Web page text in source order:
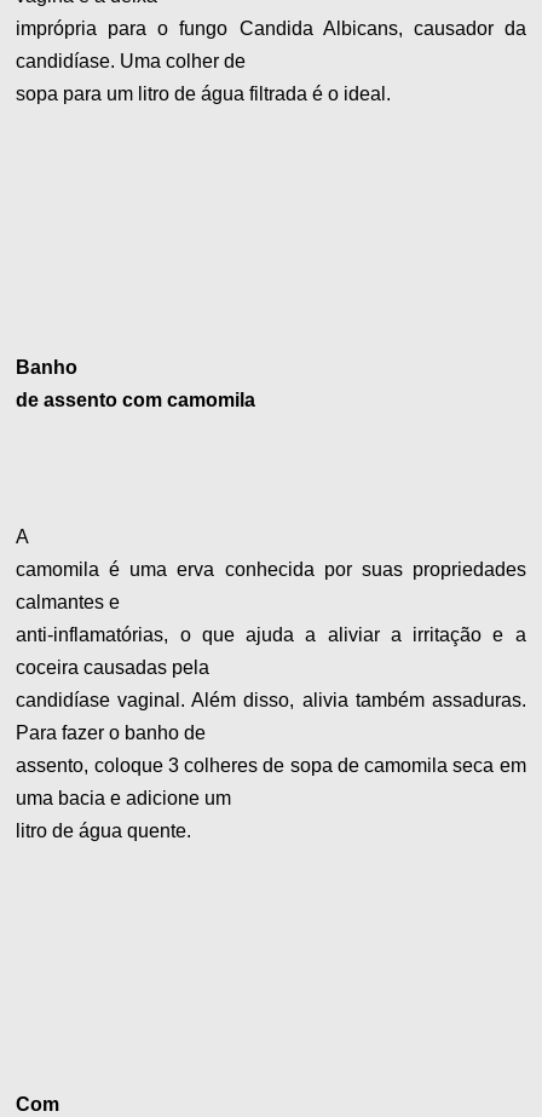
imprópria para o fungo Candida Albicans, causador da
candidíase. Uma colher de
sopa para um litro de água filtrada é o ideal.
Banho
de assento com camomila
A
camomila é uma erva conhecida por suas propriedades
calmantes e
anti-inflamatórias, o que ajuda a aliviar a irritação e a
coceira causadas pela
candidíase vaginal. Além disso, alivia também assaduras.
Para fazer o banho de
assento, coloque 3 colheres de sopa de camomila seca em
uma bacia e adicione um
litro de água quente.
Com